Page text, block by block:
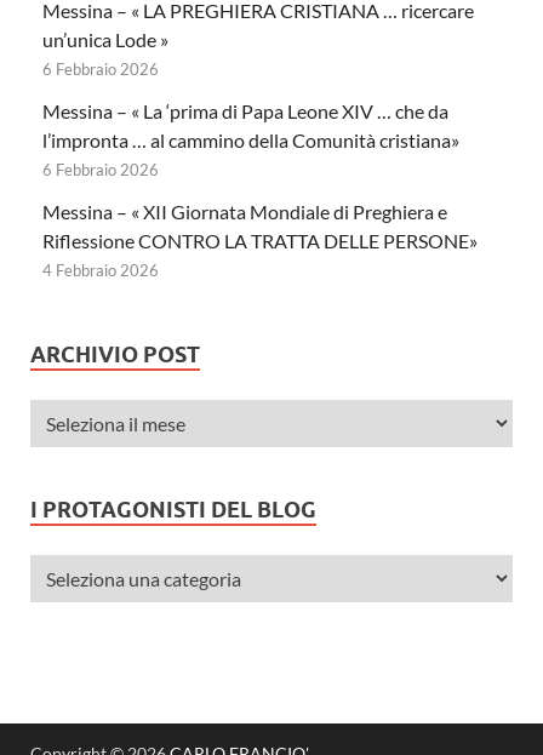
Messina – « LA PREGHIERA CRISTIANA … ricercare
un’unica Lode »
6 Febbraio 2026
Messina – « La ‘prima di Papa Leone XIV … che da
l’impronta … al cammino della Comunità cristiana»
6 Febbraio 2026
Messina – « XII Giornata Mondiale di Preghiera e
Riflessione CONTRO LA TRATTA DELLE PERSONE»
4 Febbraio 2026
ARCHIVIO POST
I PROTAGONISTI DEL BLOG